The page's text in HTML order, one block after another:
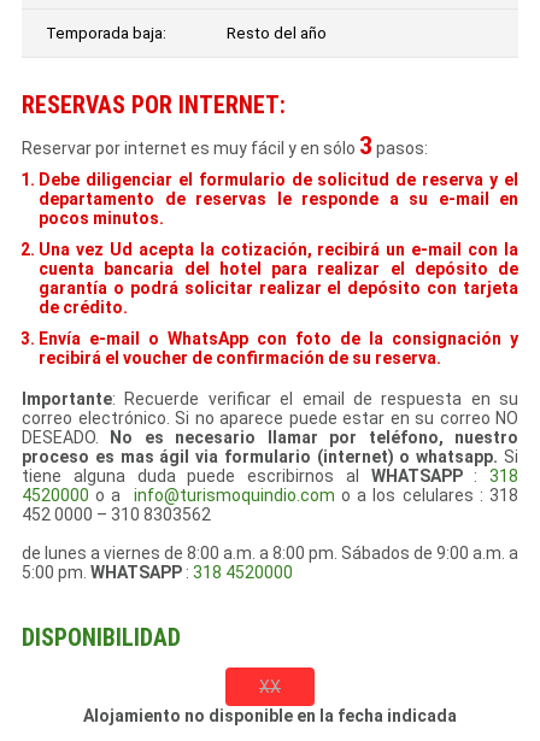
Temporada baja: Resto del año
RESERVAS POR INTERNET:
Reservar por internet es muy fácil y en sólo 3 pasos:
Debe diligenciar el formulario de solicitud de reserva y el
departamento de reservas le responde a su e-mail en
pocos minutos.
Una vez Ud acepta la cotización, recibirá un e-mail con la
cuenta bancaria del hotel para realizar el depósito de
garantía o podrá solicitar realizar el depósito con tarjeta
de crédito.
Envía e-mail o WhatsApp con foto de la consignación y
recibirá el voucher de confirmación de su reserva.
Importante: Recuerde verificar el email de respuesta en su
correo electrónico. Si no aparece puede estar en su correo NO
DESEADO.
No es necesario llamar por teléfono, nuestro
proceso es mas ágil via formulario (internet) o whatsapp. Si
tiene alguna duda puede escribirnos al WHATSAPP: 318
4520000 o a info@turismoquindio.com o a los celulares : 318
452 0000 – 310 8303562
de lunes a viernes de 8:00 a.m. a 8:00 pm. Sábados de 9:00 a.m. a
5:00 pm. WHATSAPP : 318 4520000
DISPONIBILIDAD
XX
Alojamiento no disponible en la fecha indicada